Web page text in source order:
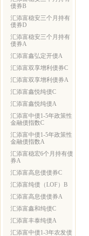
债券B
汇添富稳安三个月持有
债券D
汇添富稳安三个月持有
债券A
汇添富鑫弘定开债A
汇添富双享增利债券C
汇添富双享增利债券A
汇添富鑫悦纯债C
汇添富鑫悦纯债A
汇添富中债1-5年政策性
金融债指数C
汇添富中债1-5年政策性
金融债指数A
汇添富稳宏6个月持有债
券A
汇添富高息债债券C
汇添富纯债（LOF）B
汇添富高息债债券A
汇添富鑫和纯债C
汇添富丰泰纯债A
汇添富中债1-3年农发债